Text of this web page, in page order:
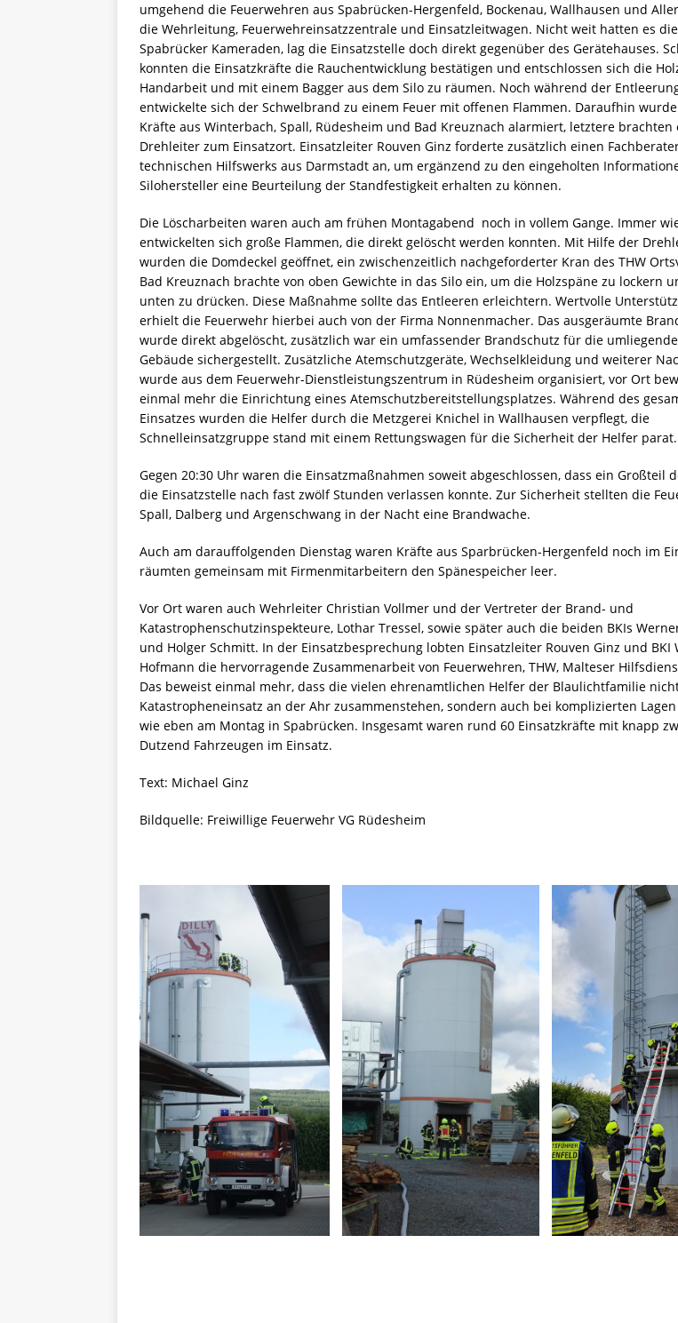
umgehend die Feuerwehren aus Spabrücken-Hergenfeld, Bockenau, Wallhausen und
die Wehrleitung, Feuerwehreinsatzzentrale und Einsatzleitwagen. Nicht weit hatten es die
Spabrücker Kameraden, lag die Einsatzstelle doch direkt gegenüber des Gerätehauses.
konnten die Einsatzkräfte die Rauchentwicklung bestätigen und entschlossen sich die
Handarbeit und mit einem Bagger aus dem Silo zu räumen. Noch während der
entwickelte sich der Schwelbrand zu einem Feuer mit offenen Flammen. Daraufhin
Kräfte aus Winterbach, Spall, Rüdesheim und Bad Kreuznach alarmiert, letztere brachten
Drehleiter zum Einsatzort. Einsatzleiter Rouven Ginz forderte zusätzlich einen
technischen Hilfswerks aus Darmstadt an, um ergänzend zu den eingeholten
Silohersteller eine Beurteilung der Standfestigkeit erhalten zu können.
Die Löscharbeiten waren auch am frühen Montagabend noch in vollem Gange. Immer
entwickelten sich große Flammen, die direkt gelöscht werden konnten. Mit Hilfe der
wurden die Domdeckel geöffnet, ein zwischenzeitlich nachgeforderter Kran des THW
Bad Kreuznach brachte von oben Gewichte in das Silo ein, um die Holzspäne zu lockern
unten zu drücken. Diese Maßnahme sollte das Entleeren erleichtern. Wertvolle
erhielt die Feuerwehr hierbei auch von der Firma Nonnenmacher. Das ausgeräumte
wurde direkt abgelöscht, zusätzlich war ein umfassender Brandschutz für die
Gebäude sichergestellt. Zusätzliche Atemschutzgeräte, Wechselkleidung und weiterer
wurde aus dem Feuerwehr-Dienstleistungszentrum in Rüdesheim organisiert, vor Ort
einmal mehr die Einrichtung eines Atemschutzbereitstellungsplatzes. Während des
Einsatzes wurden die Helfer durch die Metzgerei Knichel in Wallhausen verpflegt, die
Schnelleinsatzgruppe stand mit einem Rettungswagen für die Sicherheit der Helfer parat.
Gegen 20:30 Uhr waren die Einsatzmaßnahmen soweit abgeschlossen, dass ein Großteil
die Einsatzstelle nach fast zwölf Stunden verlassen konnte. Zur Sicherheit stellten die
Spall, Dalberg und Argenschwang in der Nacht eine Brandwache.
Auch am darauffolgenden Dienstag waren Kräfte aus Sparbrücken-Hergenfeld noch im
räumten gemeinsam mit Firmenmitarbeitern den Spänespeicher leer.
Vor Ort waren auch Wehrleiter Christian Vollmer und der Vertreter der Brand- und
Katastrophenschutzinspekteure, Lothar Tressel, sowie später auch die beiden BKIs
und Holger Schmitt. In der Einsatzbesprechung lobten Einsatzleiter Rouven Ginz und BKI
Hofmann die hervorragende Zusammenarbeit von Feuerwehren, THW, Malteser
Das beweist einmal mehr, dass die vielen ehrenamtlichen Helfer der Blaulichtfamilie
Katastropheneinsatz an der Ahr zusammenstehen, sondern auch bei komplizierten
wie eben am Montag in Spabrücken. Insgesamt waren rund 60 Einsatzkräfte mit knapp
Dutzend Fahrzeugen im Einsatz.
Text: Michael Ginz
Bildquelle: Freiwillige Feuerwehr VG Rüdesheim